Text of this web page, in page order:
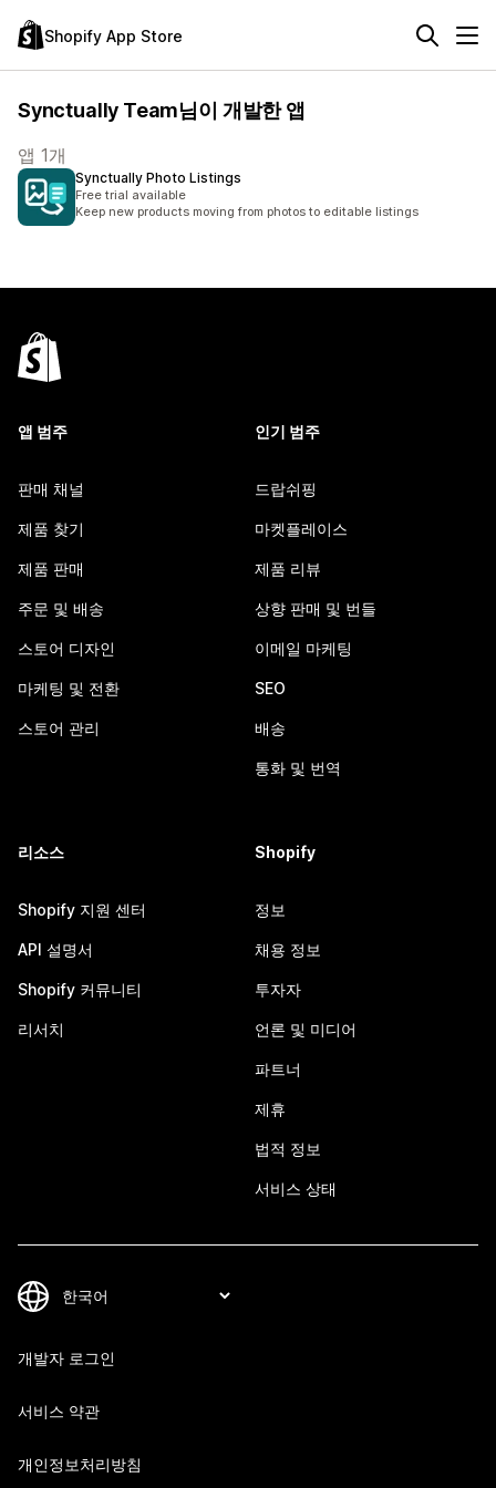
Shopify App Store
Synctually Team님이 개발한 앱
앱 1개
Synctually Photo Listings
Free trial available
Keep new products moving from photos to editable listings
앱 범주
판매 채널
제품 찾기
제품 판매
주문 및 배송
스토어 디자인
마케팅 및 전환
스토어 관리
인기 범주
드랍쉬핑
마켓플레이스
제품 리뷰
상향 판매 및 번들
이메일 마케팅
SEO
배송
통화 및 번역
리소스
Shopify 지원 센터
API 설명서
Shopify 커뮤니티
리서치
Shopify
정보
채용 정보
투자자
언론 및 미디어
파트너
제휴
법적 정보
서비스 상태
개발자 로그인
서비스 약관
개인정보처리방침